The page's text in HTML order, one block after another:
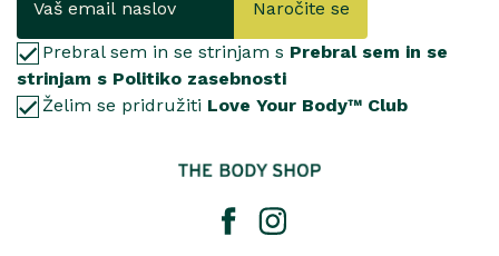
Naročite se
Prebral sem in se strinjam s Prebral sem in se
strinjam s Politiko zasebnosti
Želim se pridružiti Love Your Body™ Club